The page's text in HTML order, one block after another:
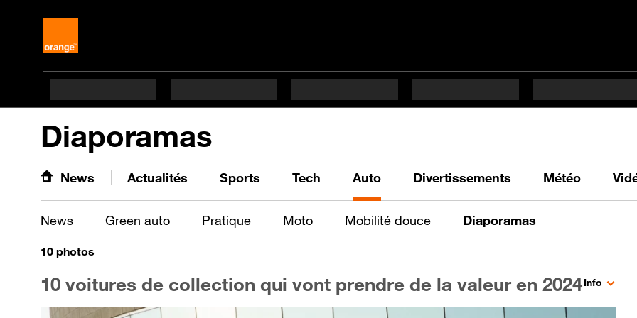
Diaporamas
News Actualités Sports Tech Auto Divertissements Météo
News Green auto Pratique Moto Mobilité douce Diaporamas
10 photos
10 voitures de collection qui vont prendre de la valeur en 2024Info